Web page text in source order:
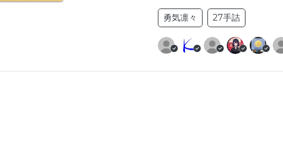
勇気凛々 27手詰